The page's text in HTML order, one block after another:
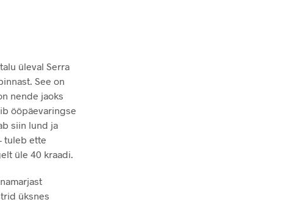
üleval Serra
See on
nende jaoks
ööpäevaringse
siin lund ja
tuleb ette
üle 40 kraadi.
üksnes